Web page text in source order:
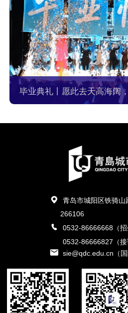
毕业典礼丨愿此去天高海阔
青岛市城阳区铁骑山
266106
0532-86666668（招
0532-86666827（接
sie@qdc.edu.cn（国